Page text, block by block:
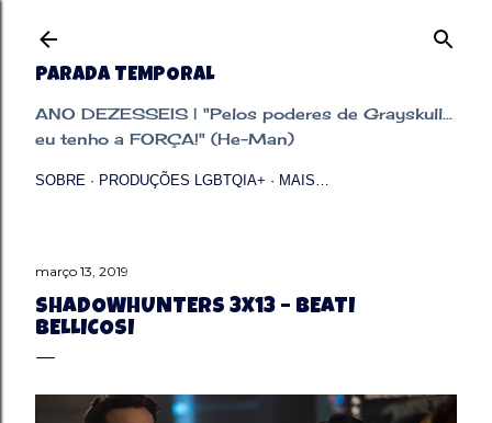
PARADA TEMPORAL
ANO DEZESSEIS | "Pelos poderes de Grayskull...
eu tenho a FORÇA!" (He-Man)
SOBRE PRODUÇÕES LGBTQIA+ MAIS…
março 13, 2019
SHADOWHUNTERS 3X13 – BEATI
BELLICOSI